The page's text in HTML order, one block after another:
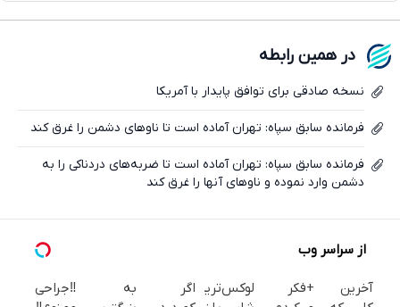
در همین رابطه
نسخه صادقی برای توافق پایدار با آمریکا
فرمانده سابق سپاه: تهران آماده است تا ناوهای دشمن را غرق کند
فرمانده سابق سپاه: تهران آماده است تا ضربه‌های دردناکی را به
دشمن وارد نموده و ناوهای آنها را غرق کند
از سراسر وب
آخرین
+فکر
لوکس‌ترین اگر
به
‼️جراحی